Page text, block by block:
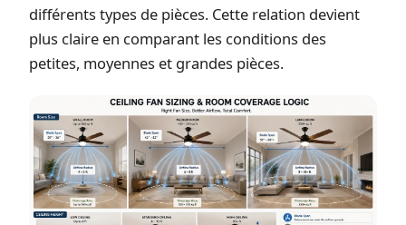
différents types de pièces. Cette relation devient
plus claire en comparant les conditions des
petites, moyennes et grandes pièces.